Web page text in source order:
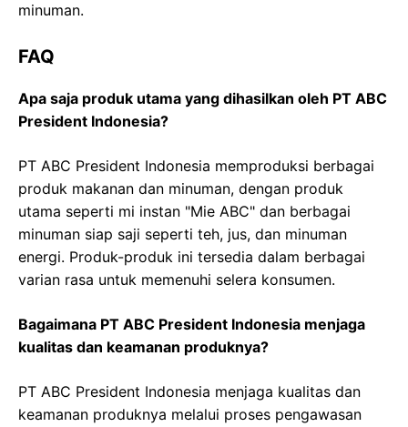
minuman.
FAQ
Apa saja produk utama yang dihasilkan oleh PT ABC
President Indonesia?
PT ABC President Indonesia memproduksi berbagai
produk makanan dan minuman, dengan produk
utama seperti mi instan "Mie ABC" dan berbagai
minuman siap saji seperti teh, jus, dan minuman
energi. Produk-produk ini tersedia dalam berbagai
varian rasa untuk memenuhi selera konsumen.
Bagaimana PT ABC President Indonesia menjaga
kualitas dan keamanan produknya?
PT ABC President Indonesia menjaga kualitas dan
keamanan produknya melalui proses pengawasan